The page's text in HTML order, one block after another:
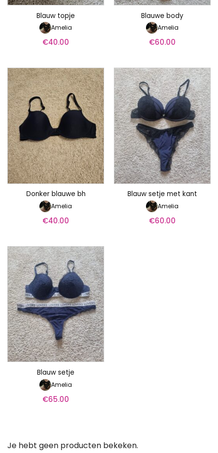
Blauw topje
Amelia
€40.00
Blauwe body
Amelia
€60.00
Donker blauwe bh
Amelia
€40.00
Blauw setje met kant
Amelia
€60.00
Blauw setje
Amelia
€65.00
Je hebt geen producten bekeken.